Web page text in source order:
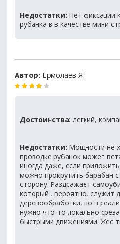
Недостатки: Нет фиксации
рубанка в в качестве мини
Автор: Ермолаев Я.
Достоинства: легкий,
Недостатки: Мощности не
проводке рубанок может
иногда даже, если
можно прокрутить барабан
сторону. Раздражает
который , вероятно, служит
деревообработки, но в
нужно что-то локально
быстрыми движениями. Жес